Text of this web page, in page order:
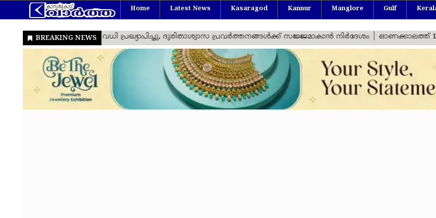
Home Latest News Kasaragod Kannur Manglore Gulf